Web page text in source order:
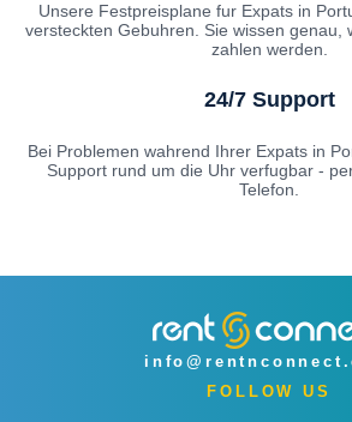
Unsere Festpreisplane fur Expats in
versteckten Gebuhren. Sie wissen genau,
zahlen werden.
24/7 Support
Bei Problemen wahrend Ihrer Expats in
Support rund um die Uhr verfugbar -
Telefon.
FOLLOW US